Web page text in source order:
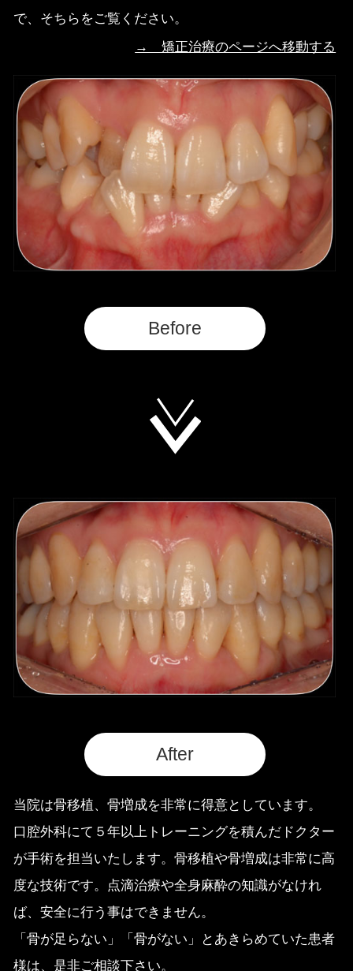
で、そちらをご覧ください。
→ 矯正治療のページへ移動する
Before
After
当院は骨移植、骨増成を非常に得意としています。
口腔外科にて５年以上トレーニングを積んだドクター
が手術を担当いたします。骨移植や骨増成は非常に高
度な技術です。点滴治療や全身麻酔の知識がなけれ
ば、安全に行う事はできません。
「骨が足らない」「骨がない」とあきらめていた患者
様は、是非ご相談下さい。